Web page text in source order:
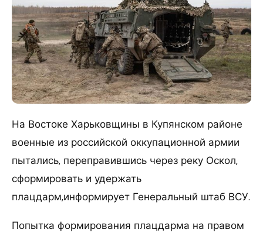
На Востоке Харьковщины в Купянском районе
военные из российской оккупационной армии
пытались, переправившись через реку Оскол,
сформировать и удержать
плацдарм,информирует Генеральный штаб ВСУ.
Попытка формирования плацдарма на правом